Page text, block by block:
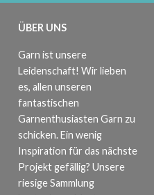
ÜBER UNS
Garn ist unsere
Leidenschaft! Wir lieben
es, allen unseren
fantastischen
Garnenthusiasten Garn zu
schicken. Ein wenig
Inspiration für das nächste
Projekt gefällig? Unsere
riesige Sammlung